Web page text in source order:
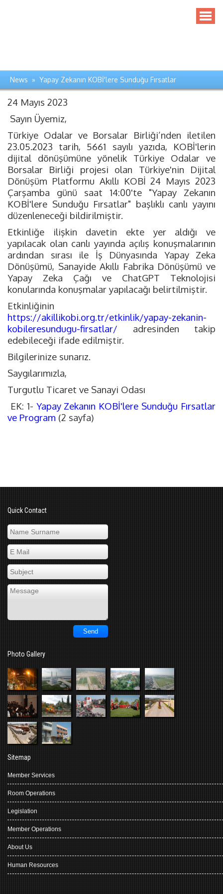
News » Yapay Zekanın KOBİ'lere Sunduğu Fırsatlar
24 Mayıs 2023
Sayın Üyemiz,
Türkiye Odalar ve Borsalar Birliği’nden iletilen
23.05.2023 tarih, 5661 sayılı yazıda, KOBİ'lerin
dijital dönüşümüne yönelik Türkiye Odalar ve
Borsalar Birliği projesi olan Türkiye'nin Dijital
Dönüşüm Platformu Akıllı KOBİ 24 Mayıs 2023
Çarşamba günü saat 14:00'te "Yapay Zekanın
KOBİ'lere Sunduğu Fırsatlar" başlıklı canlı yayını
düzenleneceği bildirilmiştir.
Etkinliğe ilişkin davetin ekte yer aldığı ve
yapılacak olan canlı yayında açılış konuşmalarının
ardından sırası ile İş Dünyasında Yapay Zeka
Dönüşümü, Sanayide Akıllı Fabrika Dönüşümü ve
Yapay Zeka Çağı ve ChatGPT Teknolojisi
konularında konuşmalar yapılacağı belirtilmiştir.
Etkinliğinin
https://akillikobi.org.tr/etkinlik/yapay-zekanin-
kobileresundugu-firsatlar/ adresinden takip
edebileceği ifade edilmiştir.
Bilgilerinize sunarız.
Saygılarımızla,
Turgutlu Ticaret ve Sanayi Odası
EK: 1- Yapay Zekanın KOBİ'lere Sunduğu Fırsatlar
ve Program (2 sayfa)
Quick Contact
Photo Gallery
Sitemap
Member Services
Room Operations
Legislation
Member Operations
About Us
Human Resources